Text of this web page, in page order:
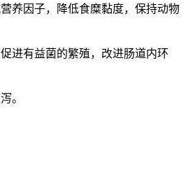
养因子，降低食糜黏度，保持动物
进有益菌的繁殖，改进肠道内环
。